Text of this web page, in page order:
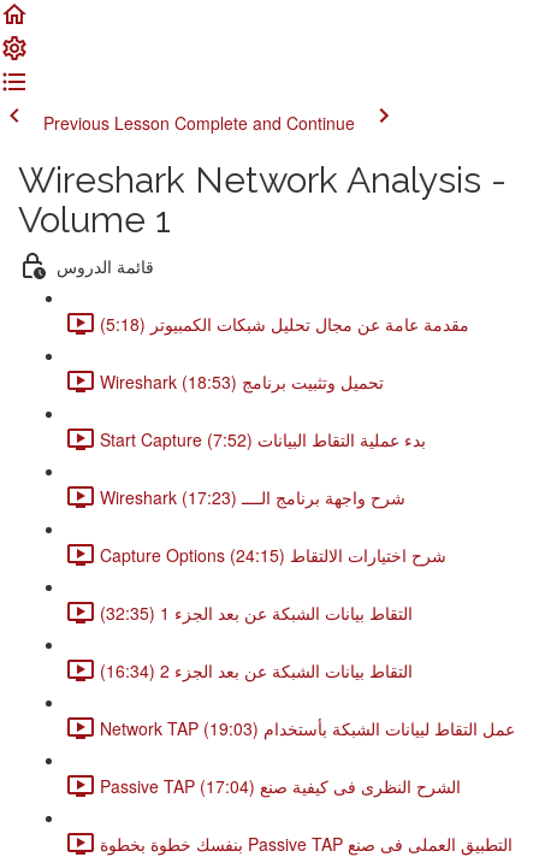
Previous Lesson Complete and Continue
Wireshark Network Analysis -
Volume 1
قائمة الدروس
مقدمة عامة عن مجال تحليل شبكات الكمبيوتر (5:18)
Wireshark تحميل وتثبيت برنامج (18:53)
Start Capture بدء عملية التقاط البيانات (7:52)
Wireshark شرح واجهة برنامج الــــ (17:23)
Capture Options شرح اختيارات الالتقاط (24:15)
التقاط بيانات الشبكة عن بعد الجزء 1 (32:35)
التقاط بيانات الشبكة عن بعد الجزء 2 (16:34)
Network TAP عمل التقاط لبيانات الشبكة بأستخدام (19:03)
Passive TAP الشرح النظرى فى كيفية صنع (17:04)
بنفسك خطوة بخطوة Passive TAP التطبيق العملى فى صنع